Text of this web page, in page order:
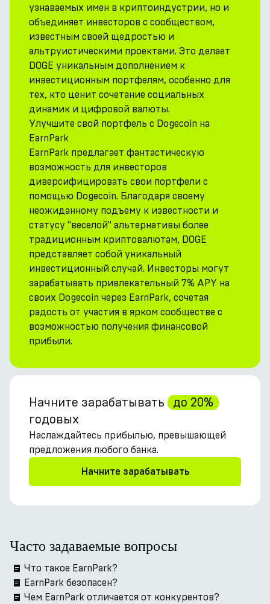
узнаваемых имен в криптоиндустрии, но и
объединяет инвесторов с сообществом,
известным своей щедростью и
альтруистическими проектами. Это делает
DOGE уникальным дополнением к
инвестиционным портфелям, особенно для
тех, кто ценит сочетание социальных
динамик и цифровой валюты.
Улучшите свой портфель с Dogecoin на
EarnPark
EarnPark предлагает фантастическую
возможность для инвесторов
диверсифицировать свои портфели с
помощью Dogecoin. Благодаря своему
неожиданному подъему к известности и
статусу "веселой" альтернативы более
традиционным криптовалютам, DOGE
представляет собой уникальный
инвестиционный случай. Инвесторы могут
зарабатывать привлекательный 7% APY на
своих Dogecoin через EarnPark, сочетая
радость от участия в ярком сообществе с
возможностью получения финансовой
прибыли.
Начните зарабатывать
до 20%
годовых
Наслаждайтесь прибылью, превышающей
предложения любого банка.
Начните зарабатывать
Часто задаваемые вопросы
Что такое EarnPark?
EarnPark безопасен?
Чем EarnPark отличается от конкурентов?